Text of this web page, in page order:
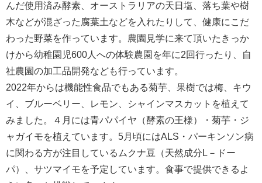
んだ使用済み酵素、オーストラリアの天日塩、落ち葉や樹
木などが混ざった腐葉土などを入れたりして、健康にこだ
わった野菜を作っています。農園見学に来て頂いたきっか
けから幼稚園児600人への体験農園を年に2回行ったり、自
社農園の加工品開発なども行っています。
2022年からは機能性食品でもある菊芋、果樹では梅、キウ
イ、ブルーベリー、レモン、シャインマスカットを植えて
みました。４月には青パパイヤ（酵素の王様）・菊芋・ジ
ャガイモを植えています。5月頃にはALS・パーキンソン病
に関わる方が注目しているムクナ豆（天然成分L－ドー
パ）、サツマイモを予定しています。食事で提供できるよ